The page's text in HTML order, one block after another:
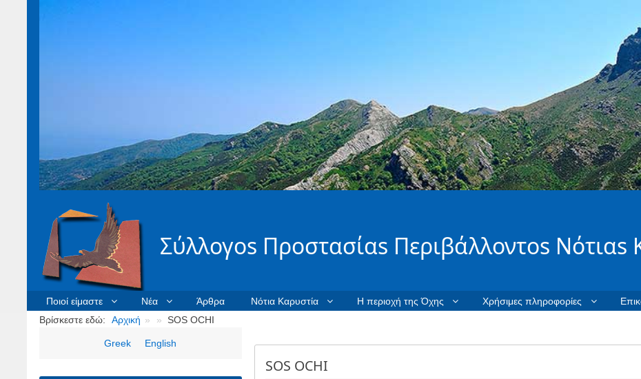
Σύλλογοs Προστασίαs Περιβάλλοντοs Νότιαs
Ποιοί είμαστε Νέα Άρθρα Νότια Καρυστία Η περιοχή της Όχης Χρήσιμες πληροφορίες
Breadcrumbs
Βρίσκεστε εδώ: Αρχική SOS OCHI
SOS OCHI
Greek English